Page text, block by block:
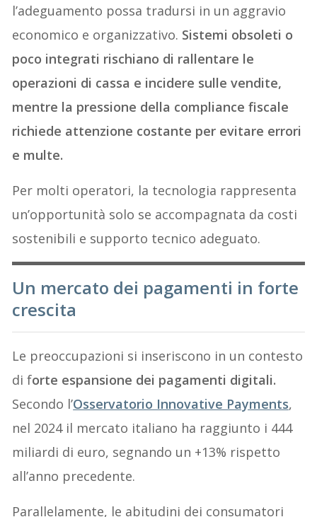
l’adeguamento possa tradursi in un aggravio
economico e organizzativo. Sistemi obsoleti o
poco integrati rischiano di rallentare le
operazioni di cassa e incidere sulle vendite,
mentre la pressione della compliance fiscale
richiede attenzione costante per evitare errori
e multe.
Per molti operatori, la tecnologia rappresenta
un’opportunità solo se accompagnata da costi
sostenibili e supporto tecnico adeguato.
Un mercato dei pagamenti in forte
crescita
Le preoccupazioni si inseriscono in un contesto
di forte espansione dei pagamenti digitali.
Secondo l’Osservatorio Innovative Payments,
nel 2024 il mercato italiano ha raggiunto i 444
miliardi di euro, segnando un +13% rispetto
all’anno precedente.
Parallelamente, le abitudini dei consumatori